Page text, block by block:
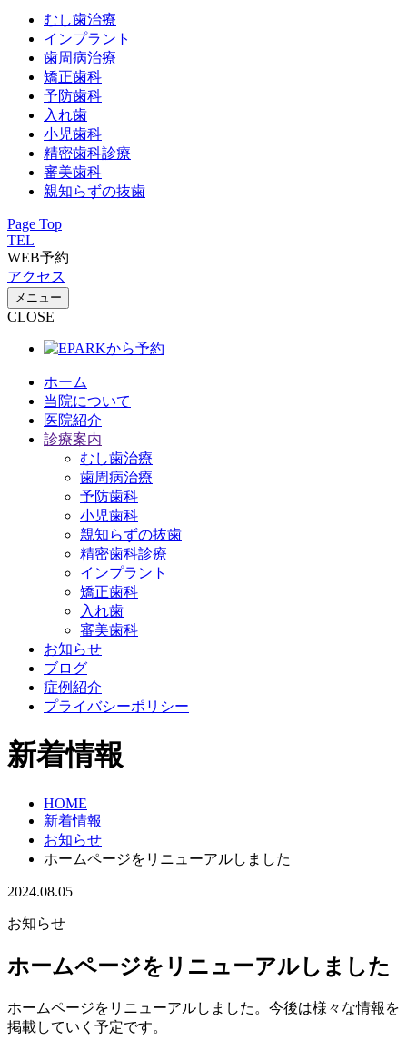
むし歯治療
インプラント
歯周病治療
矯正歯科
予防歯科
入れ歯
小児歯科
精密歯科診療
審美歯科
親知らずの抜歯
Page Top
TEL
WEB予約
アクセス
メニュー
CLOSE
ホーム
当院について
医院紹介
診療案内
むし歯治療
歯周病治療
予防歯科
小児歯科
親知らずの抜歯
精密歯科診療
インプラント
矯正歯科
入れ歯
審美歯科
お知らせ
ブログ
症例紹介
プライバシーポリシー
新着情報
HOME
新着情報
お知らせ
ホームページをリニューアルしました
2024.08.05
お知らせ
ホームページをリニューアルしました
ホームページをリニューアルしました。今後は様々な情報を
掲載していく予定です。